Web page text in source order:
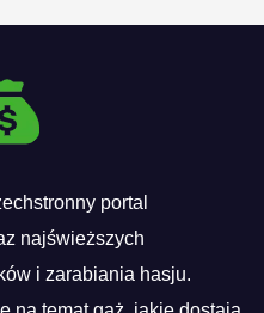
portal
najświeższych
i zarabiania hasju.